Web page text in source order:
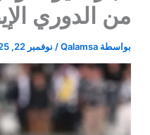
من الدوري
بواسطة Qalamsa
/ نوفمبر 22, 2025